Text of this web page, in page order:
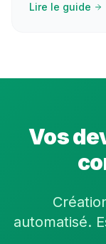
Lire le guide
Vos
automatisé.